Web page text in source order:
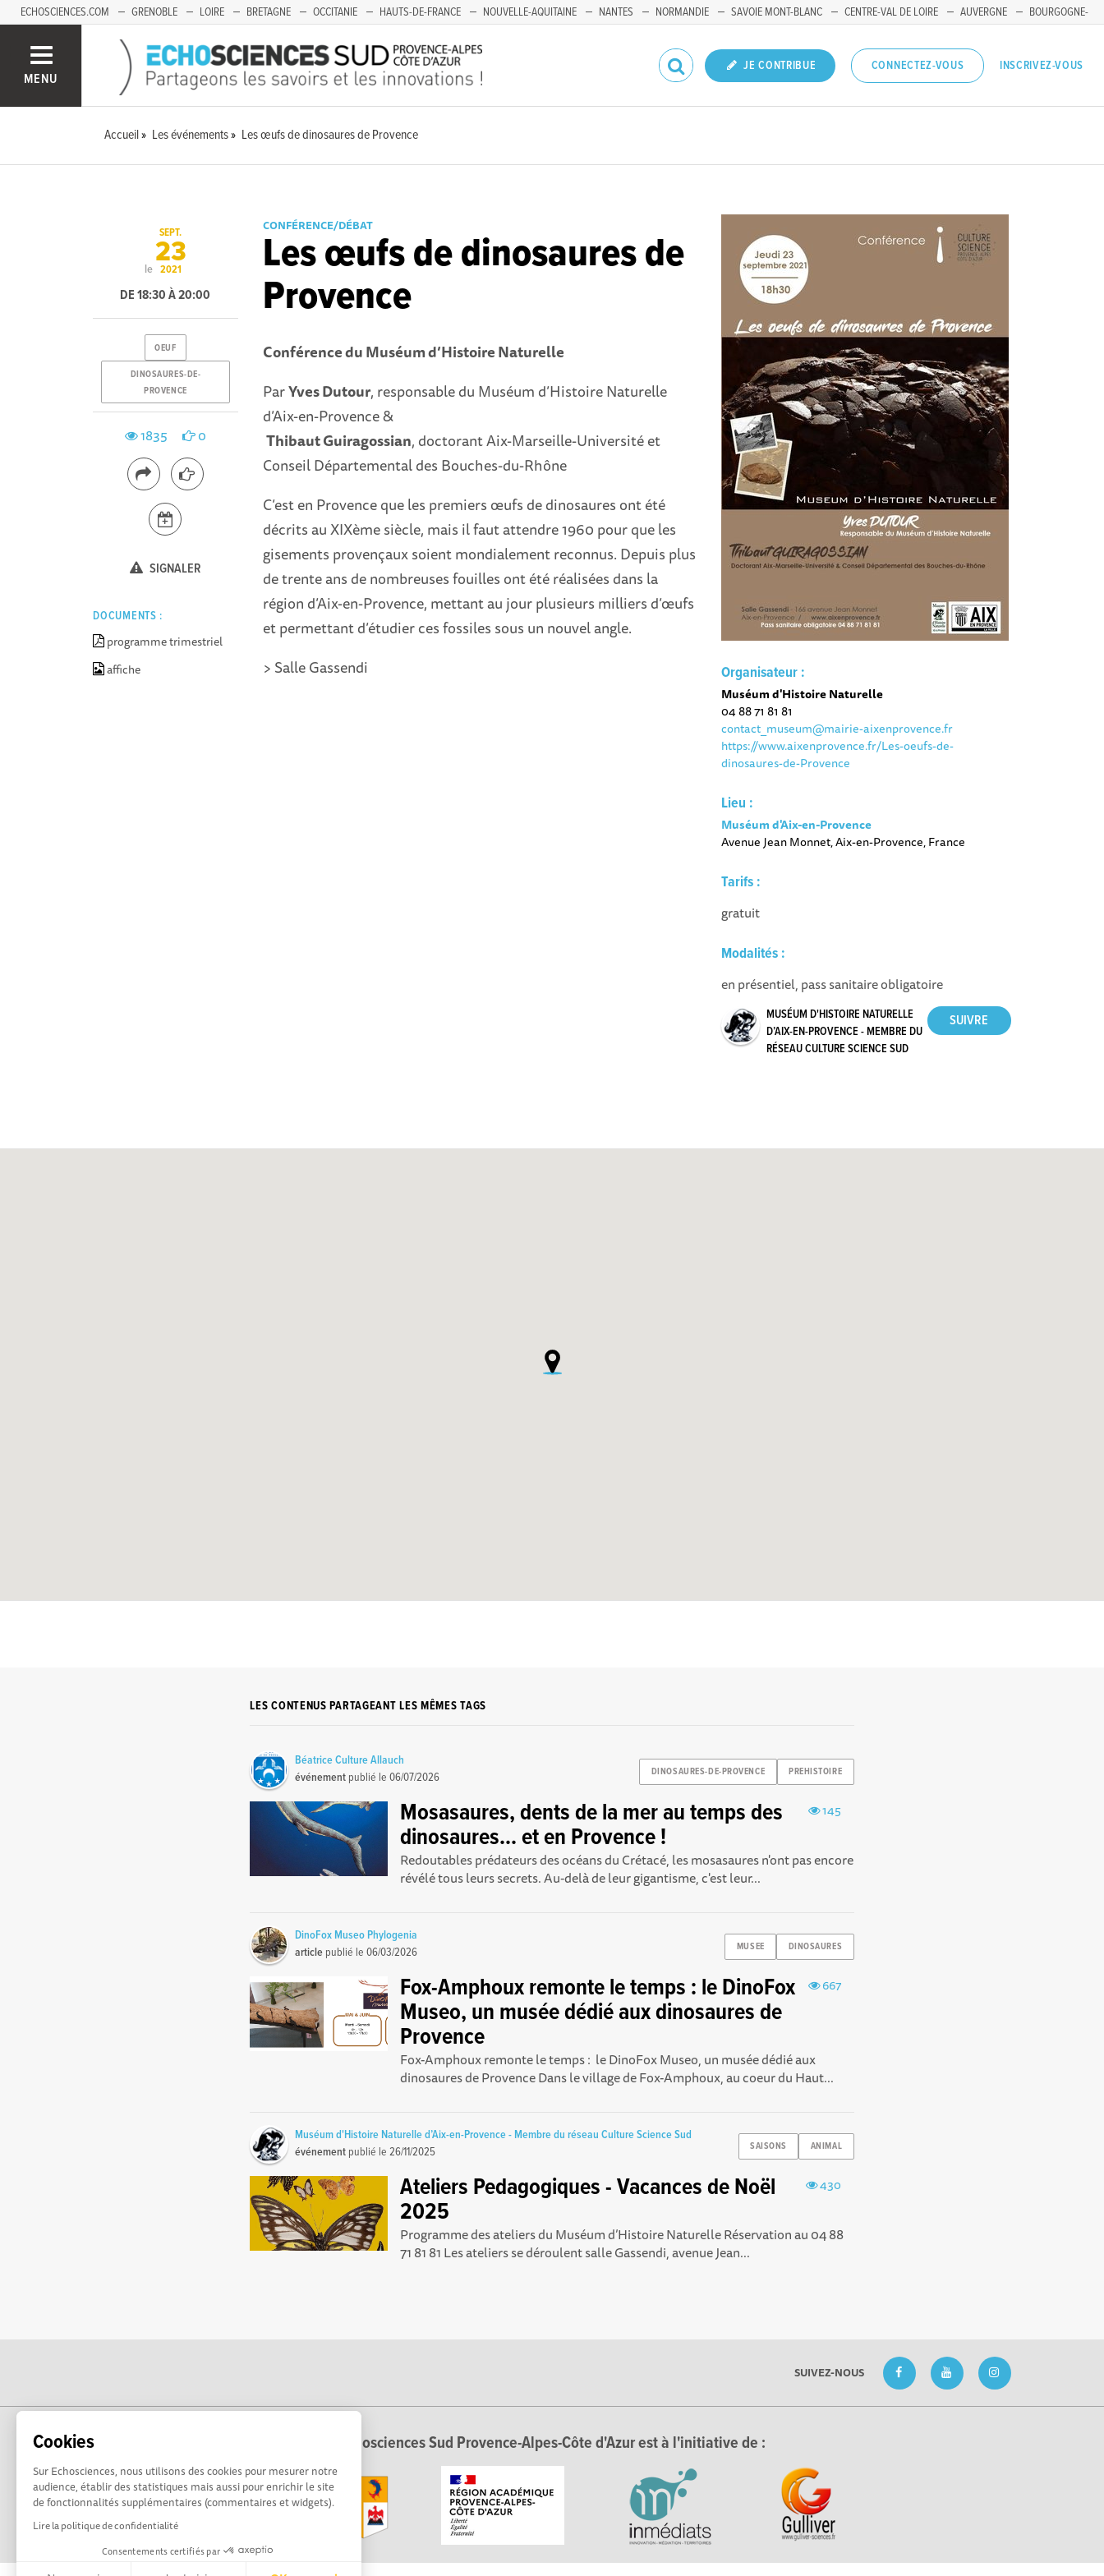
Cookies
Sur Echosciences, nous utilisons des cookies pour mesurer notre
audience, établir des statistiques mais aussi pour enrichir le site
de fonctionnalités supplémentaires (commentaires et widgets).
Lire la politique de confidentialité
Consentements certifiés par
ECHOSCIENCES.COM GRENOBLE LOIRE BRETAGNE OCCITANIE HAUTS-DE-FRANCE NOUVELLE-AQUITAINE NANTES NORMANDIE SAVOIE MONT-BLANC CENTRE-VAL DE LOIRE AUVERGNE
BOURGOGNE-
MENU
JE CONTRIBUE CONNECTEZ-VOUS INSCRIVEZ-VOUS
Accueil Les événements Les œufs de dinosaures de Provence
CONFÉRENCE/DÉBAT
Les œufs de dinosaures de
Provence
Conférence du Muséum d’Histoire Naturelle
ParYves Dutour, responsable du Muséum d’Histoire Naturelle
d’Aix-en-Provence &
Thibaut Guiragossian, doctorant Aix-Marseille-Université et
Conseil Départemental des Bouches-du-Rhône
C’est en Provence que les premiers œufs de dinosaures ont été
décrits au XIXème siècle, mais il faut attendre 1960 pour que les
gisements provençaux soient mondialement reconnus. Depuis plus
de trente ans de nombreuses fouilles ont été réalisées dans la
région d’Aix-en-Provence, mettant au jour plusieurs milliers d’œufs
et permettant d’étudier ces fossiles sous un nouvel angle.
> Salle Gassendi
Organisateur :
Muséum d'Histoire Naturelle
04 88 71 81 81
contact_museum@mairie-aixenprovence.fr
https://www.aixenprovence.fr/Les-oeufs-de-
dinosaures-de-Provence
Lieu :
Muséum d'Aix-en-Provence
Avenue Jean Monnet, Aix-en-Provence, France
Tarifs :
gratuit
Modalités :
en présentiel, pass sanitaire obligatoire
MUSÉUM D'HISTOIRE NATURELLE
D’AIX-EN-PROVENCE - MEMBRE DU
RÉSEAU CULTURE SCIENCE SUD
le
SEPT.
23
2021
DE 18:30 À 20:00
OEUF
DINOSAURES-DE-
PROVENCE
1835 0
SIGNALER
DOCUMENTS :
programme trimestriel
affiche
LES CONTENUS PARTAGEANT LES MÊMES TAGS
DINOSAURES-DE-PROVENCE PREHISTOIRE
Béatrice Culture Allauch
événement publié le06/07/2026
145
Mosasaures, dents de la mer au temps des
dinosaures... et en Provence !
Redoutables prédateurs des océans du Crétacé, les mosasaures n'ont pas encore
révélé tous leurs secrets. Au-delà de leur gigantisme, c'est leur...
MUSEE DINOSAURES
DinoFox Museo Phylogenia
article publié le06/03/2026
667
Fox-Amphoux remonte le temps : le DinoFox
Museo, un musée dédié aux dinosaures de
Provence
Fox-Amphoux remonte le temps : le DinoFox Museo, un musée dédié aux
dinosaures de Provence Dans le village de Fox-Amphoux, au coeur du Haut...
SAISONS ANIMAL
Muséum d'Histoire Naturelle d’Aix-en-Provence - Membre du réseau Culture Science Sud
événement publié le26/11/2025
430
Ateliers Pedagogiques - Vacances de Noël
2025
Programme des ateliers du Muséum d’Histoire Naturelle Réservation au 04 88
71 81 81 Les ateliers se déroulent salle Gassendi, avenue Jean...
SUIVEZ-NOUS
Echosciences Sud Provence-Alpes-Côte d'Azur est à l'initiative de :